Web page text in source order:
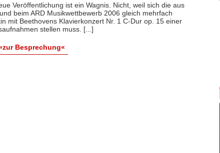
Veröffentlichung ist ein Wagnis. Nicht, weil sich die aus
beim ARD Musikwettbewerb 2006 gleich mehrfach
mit Beethovens Klavierkonzert Nr. 1 C-Dur op. 15 einer
stellen muss. [...]
Besprechung«